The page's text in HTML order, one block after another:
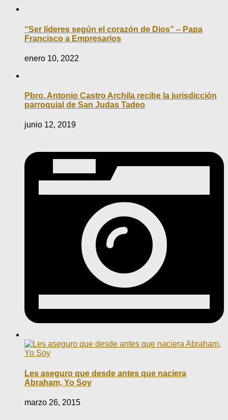
“Ser líderes según el corazón de Dios” – Papa
Francisco a Empresarios
enero 10, 2022
Pbro. Antonio Castro Archila recibe la jurisdicción
parroquial de San Judas Tadeo
junio 12, 2019
Les aseguro que desde antes que naciera
Abraham, Yo Soy
marzo 26, 2015